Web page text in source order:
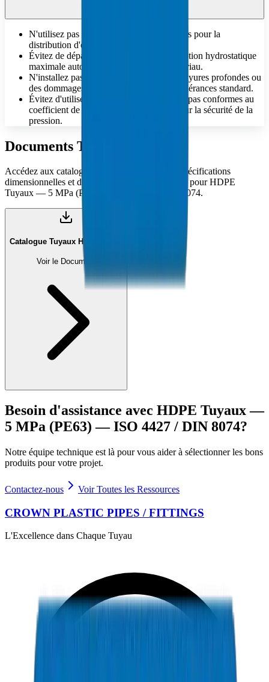
N'utilisez pas de canalisations non potables pour la
distribution d'eau potable.
Évitez de dépasser la contrainte de conception hydrostatique
maximale autorisée spécifiée pour le matériau.
N'installez pas de tuyaux présentant des rayures profondes ou
des dommages physiques dépassant les tolérances standard.
Évitez d'utiliser des matériaux qui ne sont pas conformes au
coefficient de conception « C » requis pour la sécurité de la
pression.
Documents Techniques
Accédez aux catalogues techniques complets, spécifications
dimensionnelles et documentation de conformité pour HDPE
Tuyaux — 5 MPa (PE63) — ISO 4427 / DIN 8074.
Catalogue Tuyaux HDPE (PDF)
Voir le Document
Besoin d'assistance avec HDPE Tuyaux —
5 MPa (PE63) — ISO 4427 / DIN 8074?
Notre équipe technique est là pour vous aider à sélectionner les bons
produits pour votre projet.
Contactez-nous Voir Toutes les Ressources
CROWN PLASTIC PIPES / FITTINGS
L'Excellence dans Chaque Tuyau